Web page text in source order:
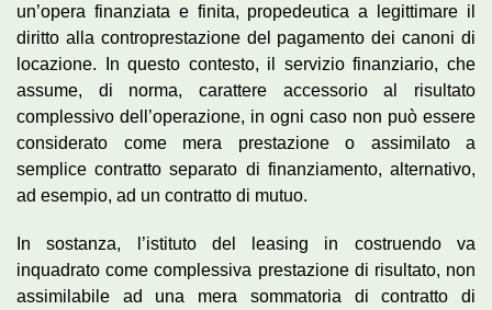
un’opera finanziata e finita, propedeutica a legittimare il
diritto alla controprestazione del pagamento dei canoni di
locazione. In questo contesto, il servizio finanziario, che
assume, di norma, carattere accessorio al risultato
complessivo dell’operazione, in ogni caso non può essere
considerato come mera prestazione o assimilato a
semplice contratto separato di finanziamento, alternativo,
ad esempio, ad un contratto di mutuo.
In sostanza, l’istituto del leasing in costruendo va
inquadrato come complessiva prestazione di risultato, non
assimilabile ad una mera sommatoria di contratto di